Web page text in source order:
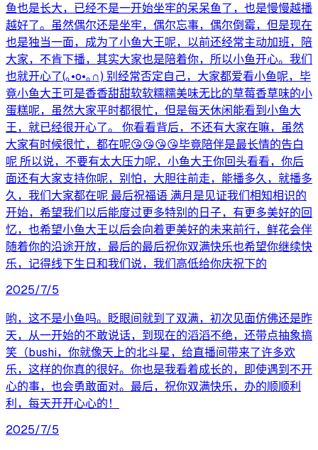
鱼也是长大，已经不是一开始坐牢的呆呆鱼了，也是慢慢越播
越好了。虽然偶尔还是坐牢，偶尔忘事，偶尔倒霉，但是现在
也是独当一面，成为了小鱼大王呢，以前还经常主动加班，陪
大家，不肯下播，其实大家也是陪着你，所以小鱼开心。我们
也就开心了(｡•o•｡∩) 别经常否定自己，大家都爱看小鱼呢，毕
竟小鱼大王可是香香甜甜软软糯糯美味无比的草莓香草味的小
蛋糕呢，虽然大家平时都很忙，但是每天休闲能看到小鱼大
王，就已经很开心了。 你看看背后，不还有大家在嘛，虽然
大家有时候很忙，都在呢😘😘😘😘毕竟陪伴是最长情的告白
呢 所以说，不要有太大压力呢，小鱼大王你回头看看，你后
面还有大家支持你呢，别怕，大胆往前走，能播多久，就播多
久，我们大家都在呢 最后祝福语 满月是见证我们相知相识的
开始，希望我们以后能度过更多特别的日子，有更多美好的回
忆，也希望小鱼大王以后会向着更美好的未来前行，鲜花会伴
随着你的沿途开放，最后的最后祝你双满快乐也希望你继续快
乐，记得线下生日和我们说，我们高低给你庆祝下的
2025/7/5
哟，这不是小鱼吗。眨眼间就到了双满，初次见面仿佛还是昨
天，从一开始的不敢说话，到现在的滔滔不绝，还带点抽象搞
笑（bushi，你就像天上的北斗星，给直播间带来了许多欢
乐，这样的你真的很好。你也是我看着成长的，即使遇到不开
心的事，也会勇敢面对。最后，祝你双满快乐，办的顺顺利
利，每天开开心心的！
2025/7/5